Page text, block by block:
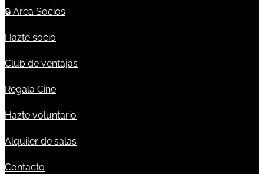
🔒 Área Socios
Hazte socio
Club de ventajas
Regala Cine
Hazte voluntario
Alquiler de salas
Contacto